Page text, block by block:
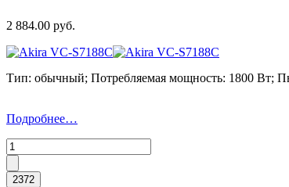
2 884.00 руб.
Тип: обычный; Потребляемая мощность: 1800 Вт;
Подробнее…